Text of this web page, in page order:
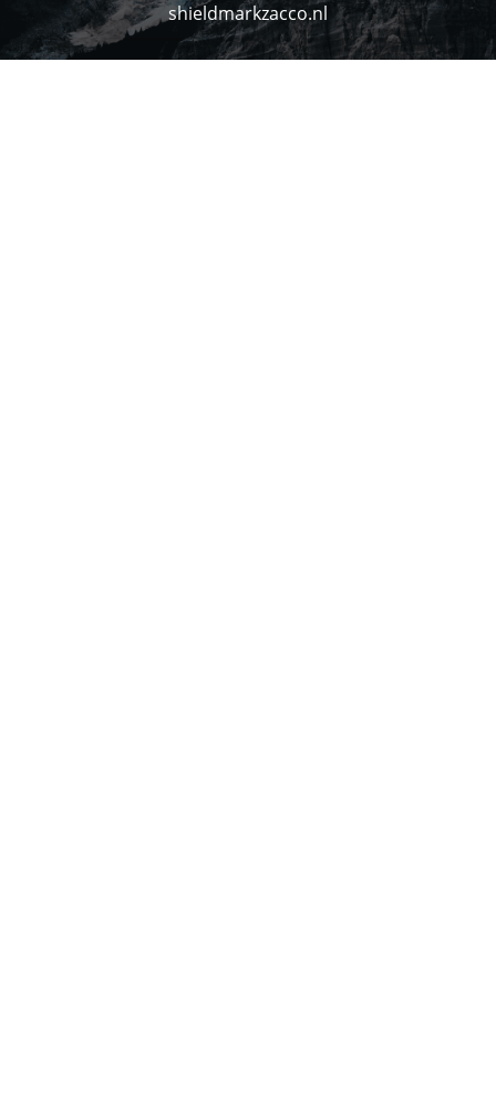
shieldmarkzacco.nl